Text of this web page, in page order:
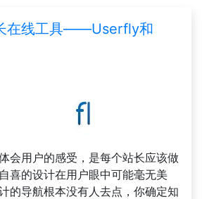
在线工具——Userfly和
会用户的感受，是每个站长应该做
喜的设计在用户眼中可能毫无美
的导航根本没有人去点，你确定知